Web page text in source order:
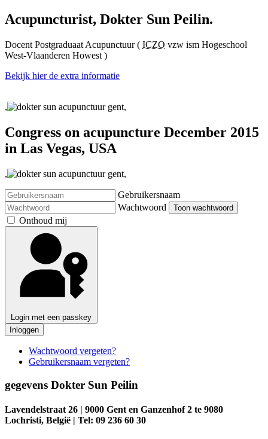
Acupuncturist, Dokter Sun Peilin.
Docent Postgraduaat Acupunctuur ( ICZO vzw ism Hogeschool
West-Vlaanderen Howest )
Bekijk hier de extra informatie
, ,
Congress on acupuncture December 2015
in Las Vegas, USA
, ,
Gebruikersnaam
Wachtwoord
Toon wachtwoord
Onthoud mij
Login met een passkey
Inloggen
Wachtwoord vergeten?
Gebruikersnaam vergeten?
gegevens Dokter Sun Peilin
Lavendelstraat 26 | 9000 Gent en Ganzenhof 2 te 9080
Lochristi, België | Tel: 09 236 60 30